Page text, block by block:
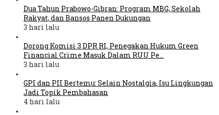
Dua Tahun Prabowo-Gibran: Program MBG, Sekolah
Rakyat, dan Bansos Panen Dukungan
3 hari lalu
Dorong Komisi 3 DPR RI, Penegakan Hukum Green
Financial Crime Masuk Dalam RUU Pe…
3 hari lalu
GPI dan PII Bertemu: Selain Nostalgia, Isu Lingkungan
Jadi Topik Pembahasan
4 hari lalu